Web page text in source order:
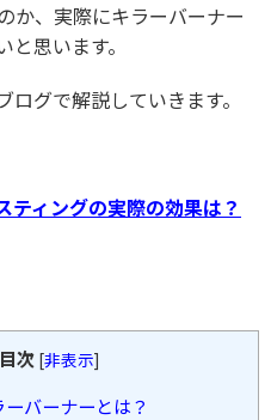
か、実際にキラーバーナー
思います。
グで解説していきます。
ティングの実際の効果は？
次 [非表示]
バーナーとは？